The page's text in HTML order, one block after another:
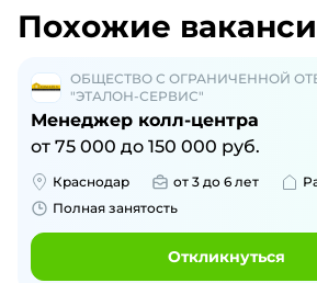
Похожие
ОБЩЕСТВО С ОГРАНИЧЕННОЙ
"ЭТАЛОН-СЕРВИС"
Менеджер колл-центра
от 75 000 до 150 000 руб.
Краснодар от 3 до 6 лет
Полная занятость
Откликнуться